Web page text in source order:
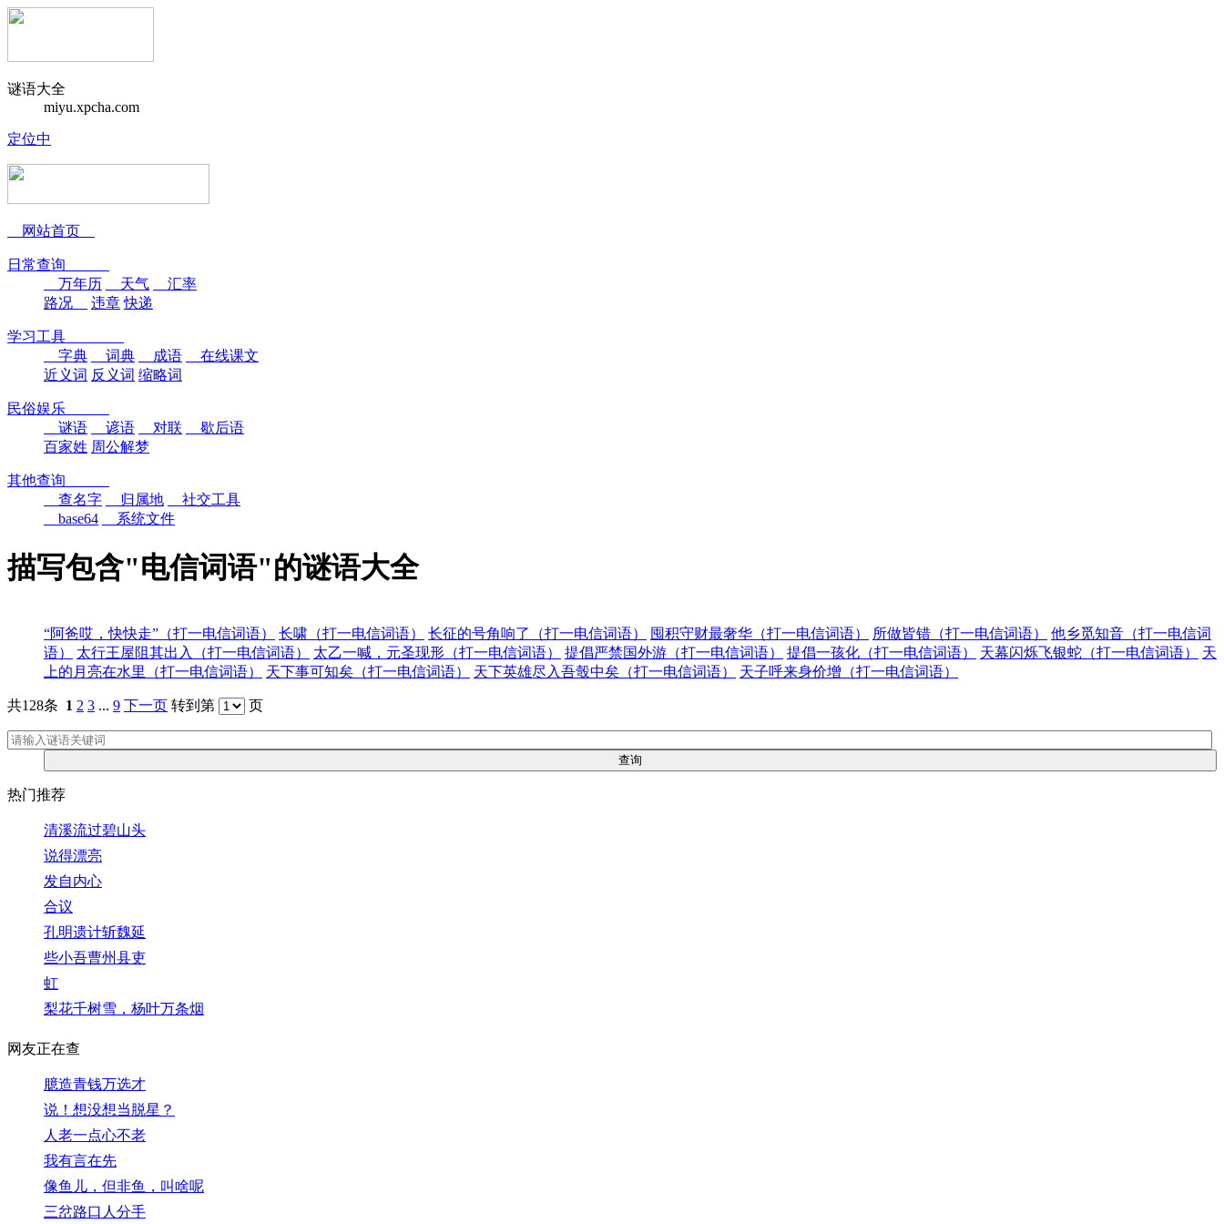
谜语大全
miyu.xpcha.com
定位中
网站首页
日常查询
万年历
天气
汇率
路况
违章 快递
学习工具
字典
词典 成语
在线课文
近义词 反义词 缩略词
民俗娱乐
谜语
谚语 对联
歇后语
百家姓 周公解梦
其他查询
查名字
归属地
社交工具
base64
系统文件
描写包含"电信词语"的谜语大全
“阿爸哎，快快走”（打一电信词语） 长啸（打一电信词语） 长征的号角响了（打一电信词语） 囤积守财最奢华（打一电信词语） 所做皆错（打一电信词语）
他乡觅知音（打一电信词
语）
太行王屋阻其出入（打一电信词语） 太乙一喊，元圣现形（打一电信词语） 提倡严禁国外游（打一电信词语） 提倡一孩化（打一电信词语） 天幕闪烁飞银蛇（打一电信词语）
天
上的月亮在水里（打一电信词语）
天下事可知矣（打一电信词语） 天下英雄尽入吾彀中矣（打一电信词语） 天子呼来身价增（打一电信词语）
共128条 1 2 3 ... 9 下一页 转到第 页
热门推荐
清溪流过碧山头
说得漂亮
发自内心
合议
孔明遗计斩魏延
些小吾曹州县吏
虹
梨花千树雪，杨叶万条烟
网友正在查
臆造青钱万选才
说！想没想当脱星？
人老一点心不老
我有言在先
像鱼儿，但非鱼，叫啥呢
三岔路口人分手